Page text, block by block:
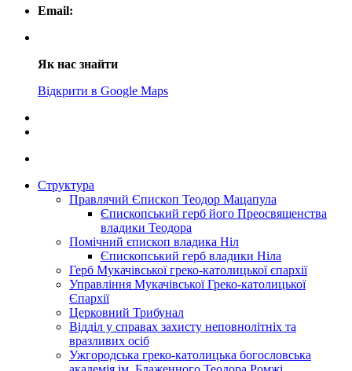
Email:
Як нас знайти
Відкрити в Google Maps
Структура
Правлячий Єпископ Теодор Мацапула
Єпископський герб його Преосвященства
владики Теодора
Помічний єпископ владика Ніл
Єпископський герб владики Ніла
Герб Мукачівської греко-католицької єпархії
Управління Мукачівської Греко-католицької
Єпархії
Церковний Трибунал
Відділ у справах захисту неповнолітніх та
вразливих осіб
Ужгородська греко-католицька богословська